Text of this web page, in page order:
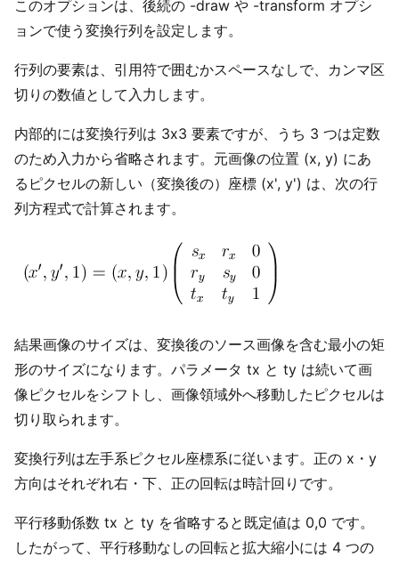
このオプションは、後続の -draw や -transform オプシ
ョンで使う変換行列を設定します。
行列の要素は、引用符で囲むかスペースなしで、カンマ区
切りの数値として入力します。
内部的には変換行列は 3x3 要素ですが、うち 3 つは定数
のため入力から省略されます。元画像の位置 (x, y) にあ
るピクセルの新しい（変換後の）座標 (x', y') は、次の行
列方程式で計算されます。
結果画像のサイズは、変換後のソース画像を含む最小の矩
形のサイズになります。パラメータ tx と ty は続いて画
像ピクセルをシフトし、画像領域外へ移動したピクセルは
切り取られます。
変換行列は左手系ピクセル座標系に従います。正の x・y
方向はそれぞれ右・下、正の回転は時計回りです。
平行移動係数 tx と ty を省略すると既定値は 0,0 です。
したがって、平行移動なしの回転と拡大縮小には 4 つの